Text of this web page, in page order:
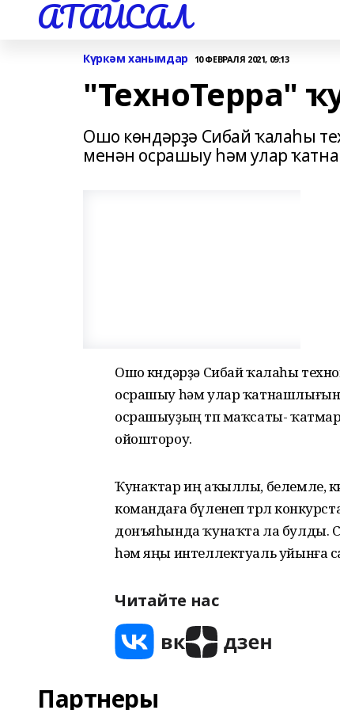
АТАЙСАЛ
Күркәм ханымдар 10 ФЕВРАЛЯ 2021, 09:13
"ТехноТерра"
Ошо көндәрҙә Сибай ҡалаһы
менән осрашыу һәм улар
Ошо көндәрҙә Сибай ҡалаһы
осрашыу һәм улар
осрашыуҙың төп маҡсаты-
ойоштороу.
Ҡунаҡтар иң аҡыллы, белемле,
командаға бүленеп төрлө
донъяһында ҡунаҡта ла булды.
һәм яңы интеллектуаль
Читайте нас
Партнеры